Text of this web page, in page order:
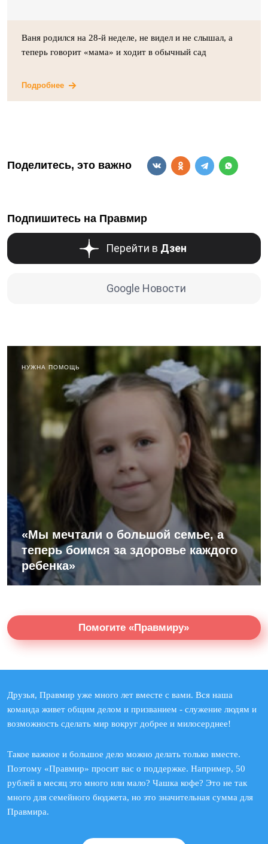
Ваня родился на 28-й неделе, не видел и не слышал, а
теперь говорит «мама» и ходит в обычный сад
Подробнее
Поделитесь, это важно
Подпишитесь на Правмир
Перейти в Дзен
Google Новости
НУЖНА ПОМОЩЬ
«Мы мечтали о большой семье, а
теперь боимся за здоровье каждого
ребенка»
Помогите «Правмиру»
Друзья, Правмир уже много лет вместе с вами. Вся наша
команда живет общим делом и призванием - служение людям и
возможность сделать мир вокруг добрее и милосерднее!
Такое важное и большое дело можно делать только вместе.
Поэтому «Правмир» просит вас о поддержке. Например, 50
рублей в месяц это много или мало? Чашка кофе? Это не так
много для семейного бюджета, но это значительная сумма для
Правмира.